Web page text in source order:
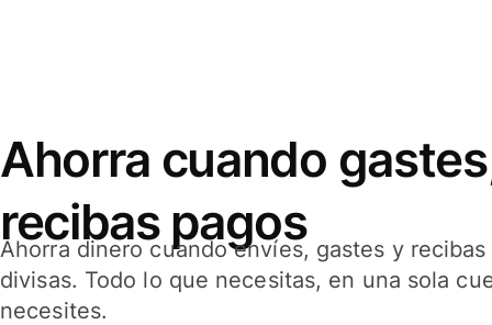
Ahorra cuando
recibas pagos
Ahorra dinero cuando envíes, gastes y
divisas. Todo lo que necesitas, en una sola
necesites.